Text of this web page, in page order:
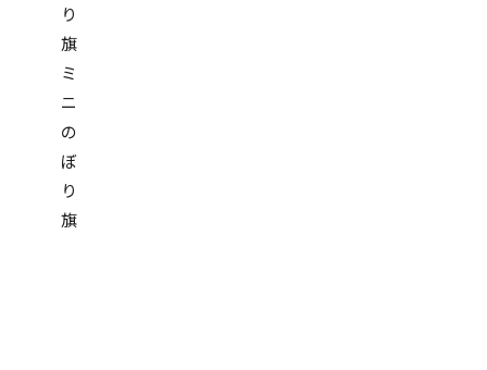
り
旗
ミ
ニ
の
ぼ
り
旗